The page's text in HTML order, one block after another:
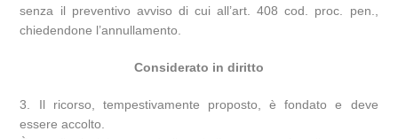
senza il preventivo avviso di cui all’art. 408 cod. proc. pen.,
chiedendone l’annullamento.
Considerato in diritto
3. Il ricorso, tempestivamente proposto, è fondato e deve
essere accolto.